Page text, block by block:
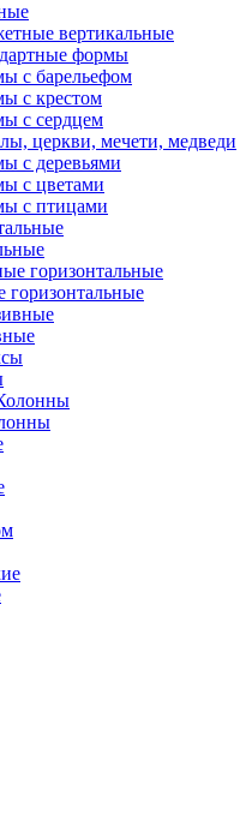
вертикальные
формы
с барельефом
с крестом
с сердцем
церкви, мечети, медведи
с деревьями
с цветами
с птицами